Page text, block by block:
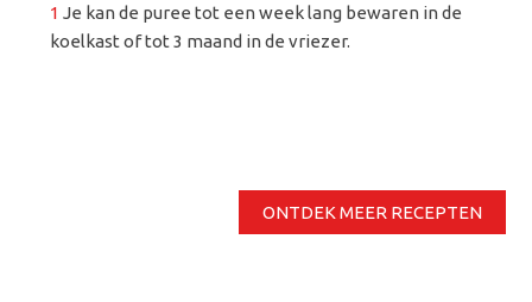
1Je kan de puree tot een week lang bewaren in de
koelkast of tot 3 maand in de vriezer.
ONTDEK MEER RECEPTEN